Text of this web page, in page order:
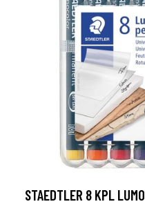
STAEDTLER 8 KPL